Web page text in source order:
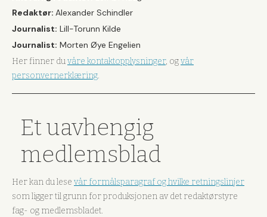
Redaktør: Alexander Schindler
Journalist: Lill-Torunn Kilde
Journalist: Morten Øye Engelien
Her finner duvåre kontaktopplysninger, ogvår
personvernerklæring.
Et uavhengig
medlemsblad
Her kan du lese vår formålsparagraf og hvilke retningslinjer
som ligger til grunn for produksjonen av det redaktørstyre
fag- og medlemsbladet.